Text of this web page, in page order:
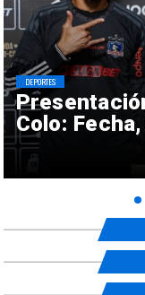
Colo:
DEPORTES